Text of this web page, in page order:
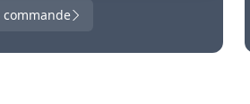
commande